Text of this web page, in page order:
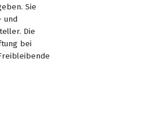
Sie
und
Die
bei